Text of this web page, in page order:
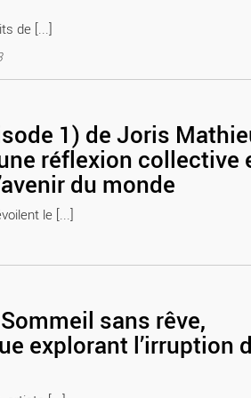
de [...]
1) de Joris
réflexion collective
du monde
le [...]
et technologique sur l’avenir du
sans rêve,
explorant l’irruption
la mort - Critique sortie Théâtre Lyon